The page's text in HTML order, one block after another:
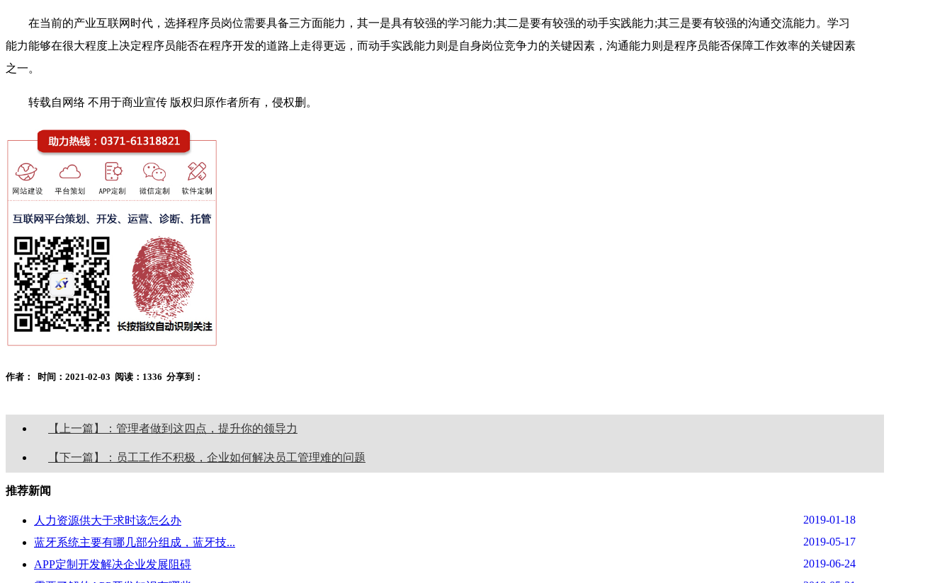
在当前的产业互联网时代，选择程序员岗位需要具备三方面能力，其一是具有较强的学习能力;其二是要有较强的动手实践能力;其三是要有较强的沟通交流能力。学习
能力能够在很大程度上决定程序员能否在程序开发的道路上走得更远，而动手实践能力则是自身岗位竞争力的关键因素，沟通能力则是程序员能否保障工作效率的关键因素
之一。
转载自网络 不用于商业宣传 版权归原作者所有，侵权删。
作者： 时间：2021-02-03 阅读：1336 分享到：
【上一篇】：管理者做到这四点，提升你的领导力
【下一篇】：员工工作不积极，企业如何解决员工管理难的问题
推荐新闻
人力资源供大于求时该怎么办
2019-01-18
蓝牙系统主要有哪几部分组成，蓝牙技...
2019-05-17
APP定制开发解决企业发展阻碍
2019-06-24